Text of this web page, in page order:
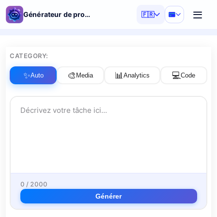
Générateur de prompts IA 🇫🇷